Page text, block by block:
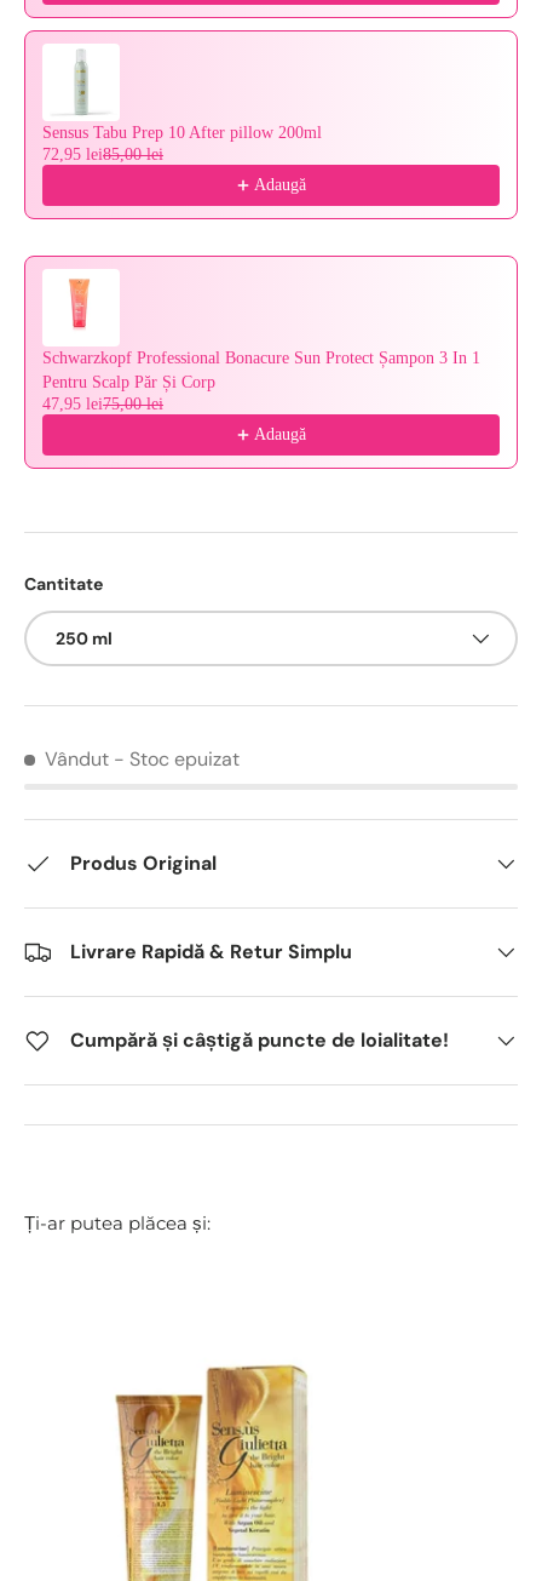
Sensus Tabu Prep 10 After pillow 200ml
72,95 lei85,00 lei
Adaugă
Schwarzkopf Professional Bonacure Sun Protect Șampon 3 In 1
Pentru Scalp Păr Și Corp
47,95 lei75,00 lei
Adaugă
Cantitate
250 ml
Vândut - Stoc epuizat
Produs Original
Livrare Rapidă & Retur Simplu
Cumpără și câștigă puncte de loialitate!
Ți-ar putea plăcea și: